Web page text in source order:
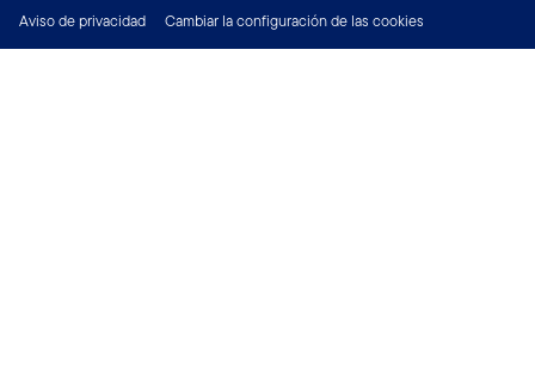
Aviso de privacidad
Cambiar la configuración de las cookies